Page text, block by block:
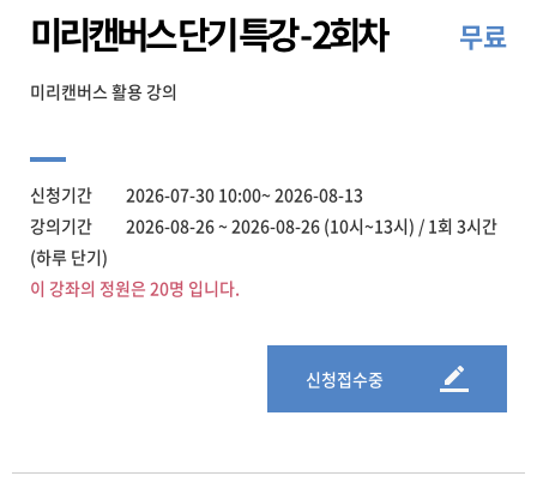
미리캔버스 단기 특강 - 2회차 무료
미리캔버스 활용 강의
신청기간 2026-07-30 10:00~ 2026-08-13
강의기간 2026-08-26 ~ 2026-08-26 (10시~13시) / 1회 3시간
(하루 단기)
이 강좌의 정원은 20명 입니다.
신청접수중